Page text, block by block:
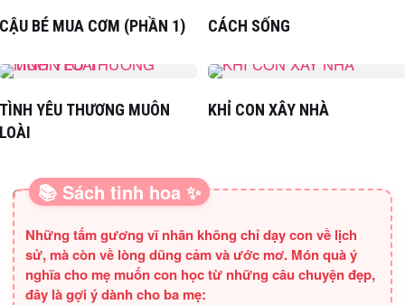
CẬU BÉ MUA CƠM (PHẦN 1) CÁCH SỐNG
TÌNH YÊU THƯƠNG MUÔN
LOÀI
KHỈ CON XÂY NHÀ
SÁCH HAY CHO BA MẸ
📚 Sách tinh hoa ✨
Những tấm gương vĩ nhân không chỉ dạy con về lịch
sử, mà còn về lòng dũng cảm và ước mơ. Món quà ý
nghĩa cho mẹ muốn con học từ những câu chuyện đẹp,
đây là gợi ý dành cho ba mẹ: